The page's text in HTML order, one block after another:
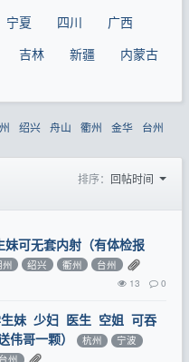
宁夏 四川
广西
吉林 新疆
内蒙古
绍兴 舟山 衢州 金华
台州
排序： 回帖时间
妹可无套内射（有体检报
州 绍兴 衢州 台州
13 0
生妹 少妇 医生 空姐 可吞
哥一颗）
杭州
宁波
台州